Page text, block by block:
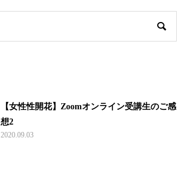
【女性性開花】Zoomオンライン受講生のご感
想2
2020.09.03